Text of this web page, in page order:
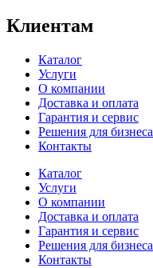
Клиентам
Каталог
Услуги
О компании
Доставка и оплата
Гарантия и сервис
Решения для бизнеса
Контакты
Каталог
Услуги
О компании
Доставка и оплата
Гарантия и сервис
Решения для бизнеса
Контакты